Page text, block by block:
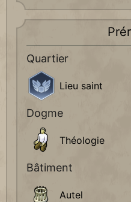
Quartier
Lieu saint
Dogme
Théologie
Bâtiment
Autel